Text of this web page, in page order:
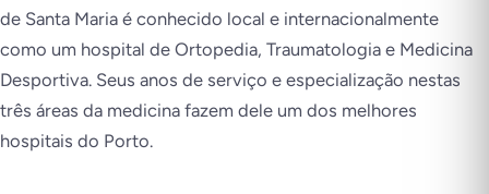
de Santa Maria é conhecido local e internacionalmente
como um hospital de Ortopedia, Traumatologia e Medicina
Desportiva. Seus anos de serviço e especialização nestas
três áreas da medicina fazem dele um dos melhores
hospitais do Porto.